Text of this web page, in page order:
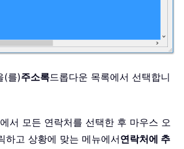
(를)주소록드롭다운 목록에서 선택합니
서 모든 연락처를 선택한 후 마우스 오
하고 상황에 맞는 메뉴에서연락처에 추